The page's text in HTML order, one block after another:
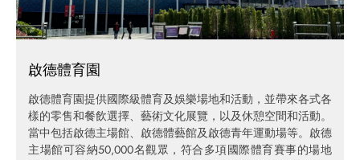
啟德體育園
啟德體育園提供國際級體育及娛樂場地和活動，並帶來各式各
樣的零售和餐飲選擇、藝術文化展覽，以及休憩空間和活動。
當中包括啟德主場館、啟德體藝館及啟德青年運動場等。啟德
主場館可容納50,000名觀眾，符合多項國際體育賽事的場地